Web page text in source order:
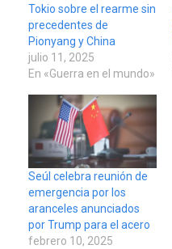
Tokio sobre el rearme sin
precedentes de
Pionyang y China
julio 11, 2025
En «Guerra en el mundo»
Seúl celebra reunión de
emergencia por los
aranceles anunciados
por Trump para el acero
febrero 10, 2025